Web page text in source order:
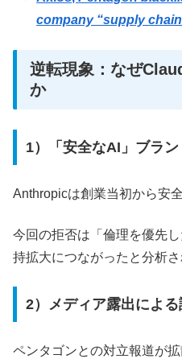
company “supply
逆転現象：なぜ
か
1）「安全なAI」ブラ
Anthropicは創業当初から安
今回の拒否は「倫理を優先
持拡大につながったと分析さ
2）メディア露出によ
ペンタゴンとの対立報道が拡